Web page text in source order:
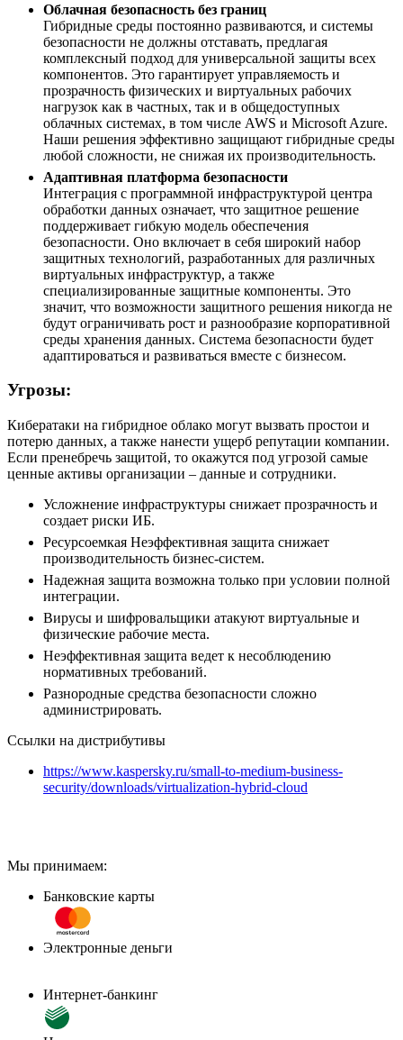
Облачная безопасность без границ
Гибридные среды постоянно развиваются, и системы
безопасности не должны отставать, предлагая
комплексный подход для универсальной защиты всех
компонентов. Это гарантирует управляемость и
прозрачность физических и виртуальных рабочих
нагрузок как в частных, так и в общедоступных
облачных системах, в том числе AWS и Microsoft Azure.
Наши решения эффективно защищают гибридные среды
любой сложности, не снижая их производительность.
Адаптивная платформа безопасности
Интеграция с программной инфраструктурой центра
обработки данных означает, что защитное решение
поддерживает гибкую модель обеспечения
безопасности. Оно включает в себя широкий набор
защитных технологий, разработанных для различных
виртуальных инфраструктур, а также
специализированные защитные компоненты. Это
значит, что возможности защитного решения никогда не
будут ограничивать рост и разнообразие корпоративной
среды хранения данных. Система безопасности будет
адаптироваться и развиваться вместе с бизнесом.
Угрозы:
Кибератаки на гибридное облако могут вызвать простои и
потерю данных, а также нанести ущерб репутации компании.
Если пренебречь защитой, то окажутся под угрозой самые
ценные активы организации – данные и сотрудники.
Усложнение инфраструктуры снижает прозрачность и
создает риски ИБ.
Ресурсоемкая Неэффективная защита снижает
производительность бизнес-систем.
Надежная защита возможна только при условии полной
интеграции.
Вирусы и шифровальщики атакуют виртуальные и
физические рабочие места.
Неэффективная защита ведет к несоблюдению
нормативных требований.
Разнородные средства безопасности сложно
администрировать.
Ссылки на дистрибутивы
https://www.kaspersky.ru/small-to-medium-business-
security/downloads/virtualization-hybrid-cloud
Мы принимаем:
Банковские карты
Электронные деньги
Интернет-банкинг